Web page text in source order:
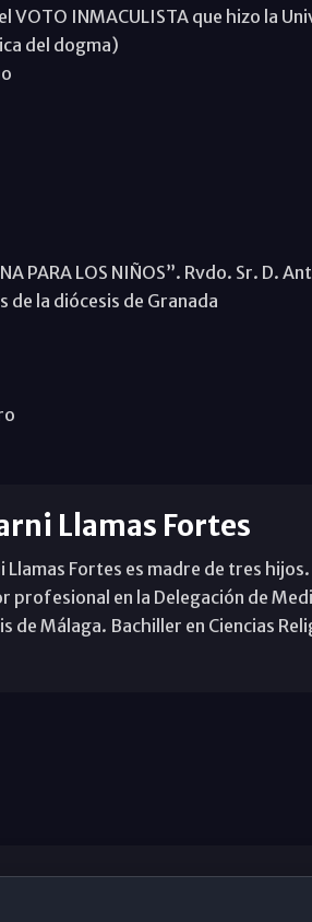
VOTO INMACULISTA que hizo la
del dogma)
PARA LOS NIÑOS”. Rvdo. Sr. D.
de la diócesis de Granada
Llamas Fortes
Llamas Fortes es madre de tres
profesional en la Delegación de
de Málaga. Bachiller en Ciencias